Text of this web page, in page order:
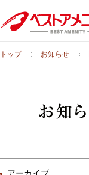
トップ お知らせ